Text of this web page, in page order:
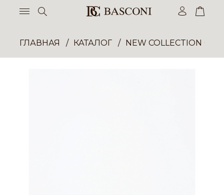
ГЛАВНАЯ КАТАЛОГ NEW COLLECTION